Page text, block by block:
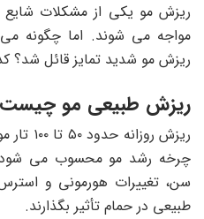
ریزش مو یکی از مشکلات شایع
مواجه می شوند. اما چگونه
ریزش مو شدید تمایز قائل
ریزش طبیعی مو
ریزش
چرخه رشد مو محسوب می شود.
سن، تغییرات هورمونی و
طبیعی در حمام تأثیر بگذارند.